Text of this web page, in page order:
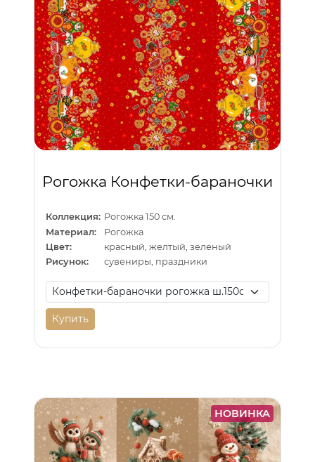
Рогожка Конфетки-бараночки
Коллекция: Рогожка 150 см.
Материал:
Рогожка
Цвет:
красный, желтый, зеленый
Рисунок:
сувениры, праздники
Купить
НОВИНКА